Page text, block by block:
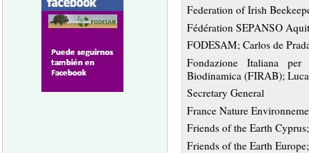
Federation of Irish
Fédération SEPANSO
FODESAM; Carlos de
Fondazione Italiana
Biodinamica (FIRAB);
Secretary General
France Nature
Friends of the Earth
Friends of the Earth